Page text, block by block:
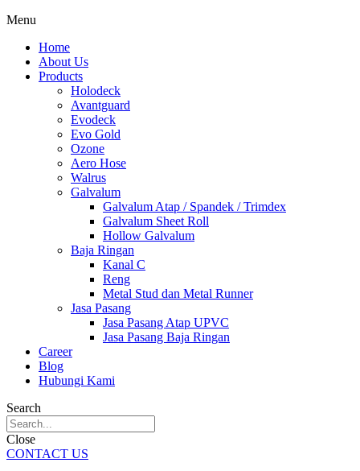
Menu
Home
About Us
Products
Holodeck
Avantguard
Evodeck
Evo Gold
Ozone
Aero Hose
Walrus
Galvalum
Galvalum Atap / Spandek / Trimdex
Galvalum Sheet Roll
Hollow Galvalum
Baja Ringan
Kanal C
Reng
Metal Stud dan Metal Runner
Jasa Pasang
Jasa Pasang Atap UPVC
Jasa Pasang Baja Ringan
Career
Blog
Hubungi Kami
Search
Close
CONTACT US